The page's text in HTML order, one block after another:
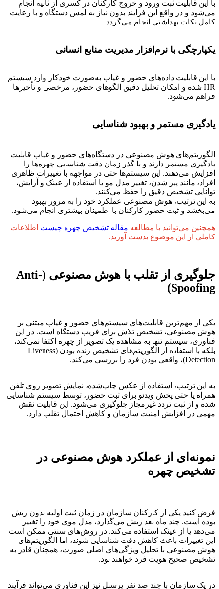
با این قابلیت ثبت ورود و خروج کارکنان در کسری از ثانیه انجام
می‌شود و در واقع این فرایند بدون نیاز به لمس دستگاه و با رعایت
کامل نکات بهداشتی انجام می‌گردد.
یکپارچگی با نرم‌افزار مدیریت منابع انسانی
با این قابلیت داده‌های حضور و غیاب به‌صورت خودکار وارد سیستم
HR شده و امکان تحلیل دقیق الگوهای حضور، مرخصی و تأخیرها
فراهم می‌شود.
یادگیری مستمر و بهبود شناسایی
الگوریتم‌های هوش مصنوعی در دستگاه‌های حضور و غیاب قابلیت
یادگیری مستمر دارند و با گذر زمان دقت شناسایی چهره‌ها را
افزایش می‌دهند. این سیستم‌ها حتی در مواجهه با تغییرات ظاهری
افراد، مانند پیر شدن، تغییر مدل مو یا استفاده از عینک و آرایش،
توانایی تشخیص دقیق را حفظ می‌کنند.
به این ترتیب، هوش مصنوعی عملکرد خود را به مرور بهبود
می‌بخشد و ثبت حضور کارکنان با اطمینان بیشتری انجام می‌شود.
همچنین می‌توانید با مطالعه مقاله تشخیص چهره چیست اطلاعات
کاملی از این موضوع بدست آورید.
جلوگیری از تقلب با هوش مصنوعی (Anti-
Spoofing)
یکی از مهم‌ترین قابلیت‌های سیستم‌های حضور و غیاب مبتنی بر
هوش مصنوعی، تشخیص تلاش برای فریب دستگاه است. در این
فناوری، سیستم تنها به مشاهده یک تصویر از چهره اکتفا نمی‌کند،
بلکه با استفاده از الگوریتم‌های تشخیص زنده بودن (Liveness
Detection)، واقعی بودن فرد را بررسی می‌کند.
به این ترتیب، استفاده از عکس چاپ‌شده، نمایش تصویر روی تلفن
همراه یا حتی پخش ویدئو برای ثبت حضور، توسط سیستم شناسایی
شده و از ثبت تردد غیرمجاز جلوگیری می‌شود. این قابلیت نقش
مهمی در افزایش امنیت سازمان و کاهش احتمال تقلب دارد.
نمونه‌ای از عملکرد هوش مصنوعی در
تشخیص چهره
فرض کنید یکی از کارکنان سازمان در زمان ثبت اولیه بدون ریش
بوده است. چند ماه بعد ریش می‌گذارد، مدل موی خود را تغییر
می‌دهد یا از عینک استفاده می‌کند. در روش‌های سنتی ممکن است
این تغییرات باعث کاهش دقت شناسایی شوند، اما الگوریتم‌های
هوش مصنوعی با تحلیل ویژگی‌های اصلی صورت، همچنان قادر به
تشخیص صحیح هویت فرد خواهند بود.
در یک سازمان با چند صد نفر پرسنل نیز این فناوری می‌تواند فرآیند